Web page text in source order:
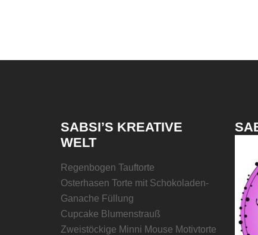
SABSI’S KREATIVE
WELT
Regenbogen Tauftorte
Osterhasen Torte mit Schokoladen-
Ganache Füllung
Cupcake Blumenstrauß
Zweistöckige Minni Mouse Motivtorte